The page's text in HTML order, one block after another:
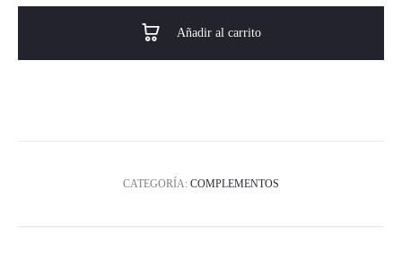
Añadir al carrito
CATEGORÍA: COMPLEMENTOS